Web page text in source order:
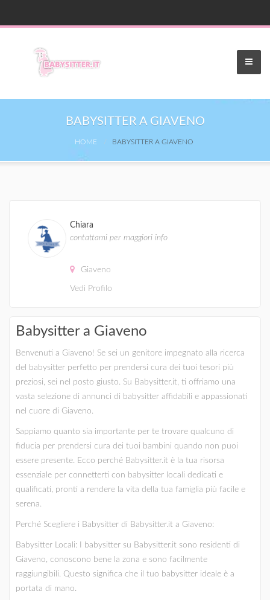
BABYSITTER A GIAVENO
HOME BABYSITTER A GIAVENO
Chiara
contattami per maggiori info
Giaveno
Vedi Profilo
Babysitter a Giaveno
Benvenuti a Giaveno! Se sei un genitore impegnato alla ricerca
del babysitter perfetto per prendersi cura dei tuoi tesori più
preziosi, sei nel posto giusto. Su Babysitter.it, ti offriamo una
vasta selezione di annunci di babysitter affidabili e appassionati
nel cuore di Giaveno.
Sappiamo quanto sia importante per te trovare qualcuno di
fiducia per prendersi cura dei tuoi bambini quando non puoi
essere presente. Ecco perché Babysitter.it è la tua risorsa
essenziale per connetterti con babysitter locali dedicati e
qualificati, pronti a rendere la vita della tua famiglia più facile e
serena.
Perché Scegliere i Babysitter di Babysitter.it a Giaveno:
Babysitter Locali: I babysitter su Babysitter.it sono residenti di
Giaveno, conoscono bene la zona e sono facilmente
raggiungibili. Questo significa che il tuo babysitter ideale è a
portata di mano.